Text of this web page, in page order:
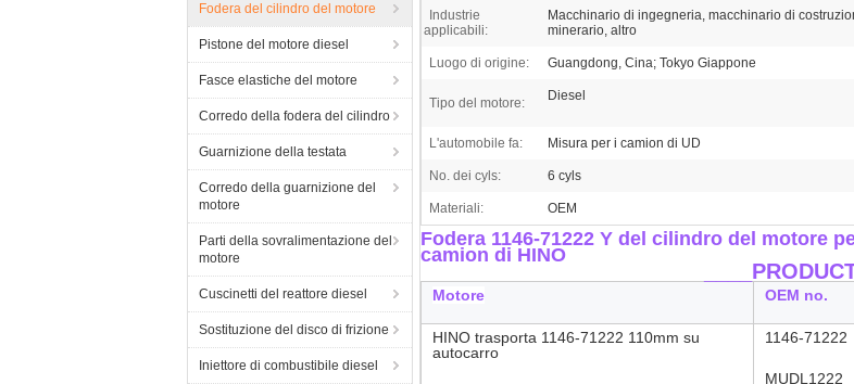
Fodera del cilindro del motore
Pistone del motore diesel
Fasce elastiche del motore
Corredo della fodera del cilindro
Guarnizione della testata
Corredo della guarnizione del
motore
Parti della sovralimentazione del
motore
Cuscinetti del reattore diesel
Sostituzione del disco di frizione
Iniettore di combustibile diesel
Industrie
applicabili:
Macchinario di ingegneria, macchinario di
minerario, altro
Luogo di origine: Guangdong, Cina; Tokyo Giappone
Tipo del motore: Diesel
L'automobile fa: Misura per i camion di UD
No. dei cyls: 6 cyls
Materiali: OEM
Fodera 1146-71222 Y del cilindro del motore
camion di HINO
Motore OEM no.
HINO trasporta 1146-71222 110mm su
autocarro
1146-71222
MUDL1222